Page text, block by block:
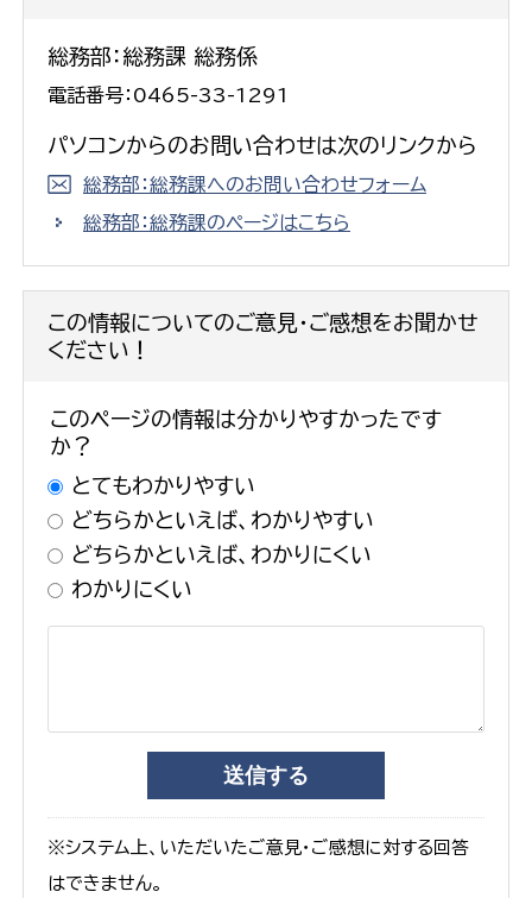
総務部：総務課 総務係
電話番号：0465-33-1291
パソコンからのお問い合わせは次のリンクから
総務部：総務課へのお問い合わせフォーム
総務部：総務課のページはこちら
この情報についてのご意見・ご感想をお聞かせ
ください！
このページの情報は分かりやすかったです
か？
とてもわかりやすい
どちらかといえば、わかりやすい
どちらかといえば、わかりにくい
わかりにくい
※システム上、いただいたご意見・ご感想に対する回答
はできません。